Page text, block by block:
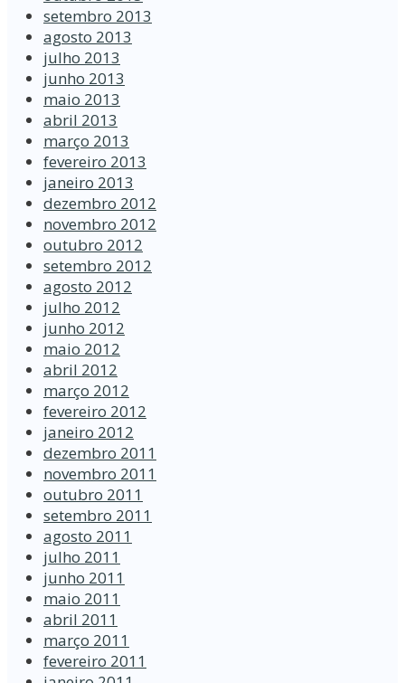
setembro 2013
agosto 2013
julho 2013
junho 2013
maio 2013
abril 2013
março 2013
fevereiro 2013
janeiro 2013
dezembro 2012
novembro 2012
outubro 2012
setembro 2012
agosto 2012
julho 2012
junho 2012
maio 2012
abril 2012
março 2012
fevereiro 2012
janeiro 2012
dezembro 2011
novembro 2011
outubro 2011
setembro 2011
agosto 2011
julho 2011
junho 2011
maio 2011
abril 2011
março 2011
fevereiro 2011